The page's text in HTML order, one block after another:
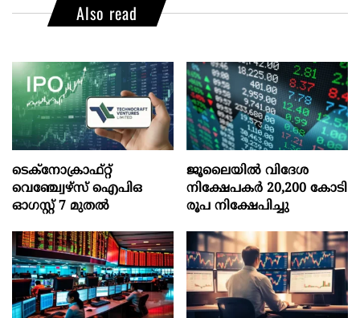
Also read
ടെക്‌നോക്രാഫ്‌റ്റ്‌
വെഞ്ച്വേഴ്‌സ്‌ ഐപിഒ
ഓഗസ്റ്റ്‌ 7 മുതല്‍
ജൂലൈയില്‍ വിദേശ
നിക്ഷേപകര്‍ 20,200 കോടി
രൂപ നിക്ഷേപിച്ചു